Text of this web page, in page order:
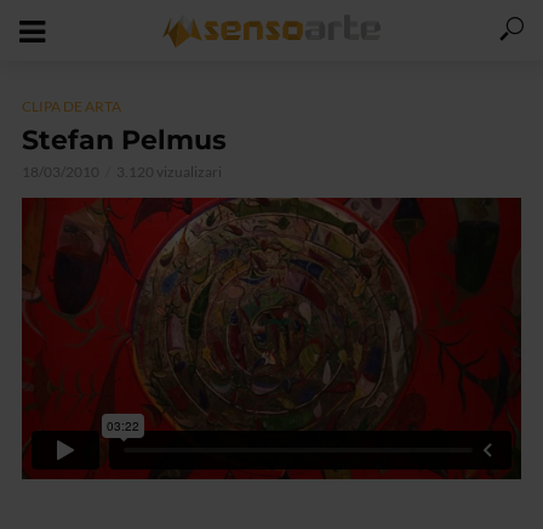
CLIPA DE ARTA
Stefan Pelmus
18/03/2010 3.120 vizualizari